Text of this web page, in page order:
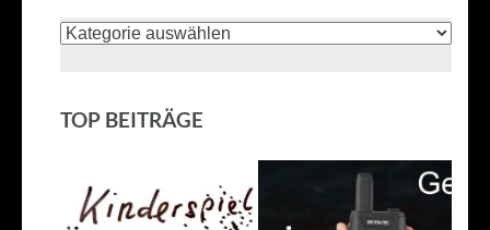
Beitragskategorien
TOP BEITRÄGE